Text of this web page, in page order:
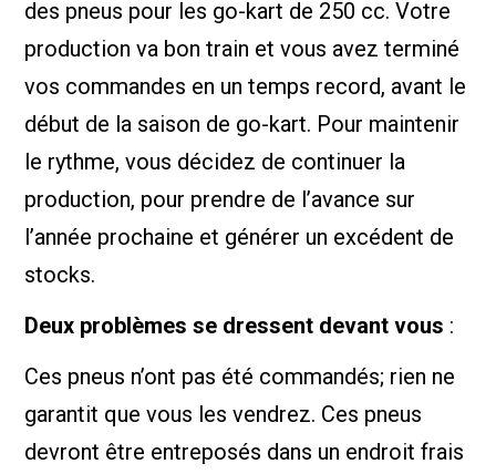
des pneus pour les go-kart de 250 cc. Votre
production va bon train et vous avez terminé
vos commandes en un temps record, avant le
début de la saison de go-kart. Pour maintenir
le rythme, vous décidez de continuer la
production, pour prendre de l’avance sur
l’année prochaine et générer un excédent de
stocks.
Deux problèmes se dressent devant vous :
Ces pneus n’ont pas été commandés; rien ne
garantit que vous les vendrez. Ces pneus
devront être entreposés dans un endroit frais